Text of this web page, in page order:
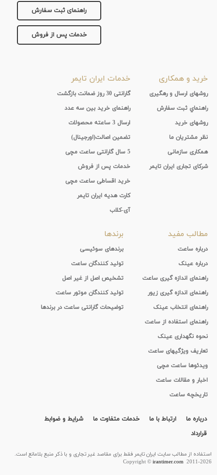
راهنمای ثبت سفارش
خدمات پس از فروش
خرید و همکاری
روشهای ارسال و رهگیری
راهنماي ثبت سفارش
روشهای خرید
نظر مشتریان ما
همکاری سازمانی
شرکای تجاری ایران تایمر
خدمات ایران تایمر
گارانتی 30 روز ضمانت بازگشت
راهنمای خرید بین سه عدد
ارسال 3 ساعته محصولات
تضمین اصالت(اورجینال)
5 سال گارانتی ساعت مچی
خدمات پس از فروش
خرید اقساطی ساعت مچی
کارت هدیه ایران تایمر
آی-کلاب
مطالب مفید
درباره ساعت
درباره عینک
راهنمای اندازه گیری ساعت
راهنمای اندازه گیری زیور
راهنمای انتخاب عینک
راهنمای استفاده از ساعت
نحوه نگهداری عینک
تعاریف ویژگیهای ساعت
ویدئوها ساعت مچی
اخبار و مقالات ساعت
تاریخچه ساعت
برندها
برندهای سوئیسی
تولید کنندگان ساعت
تشخیص اصل از غیر اصل
تولید کنندگان موتور ساعت
توضیحات گارانتی ساعت در برندها
درباره ما ارتباط با ما خدمات متفاوت ما
شرایط و ضوابط
قرارداد
استفاده از مطالب سايت ایران تایمر فقط برای مقاصد غیر تجاری و با ذکر منبع بلامانع است.
Copyright ©irantimer.com2011-2026